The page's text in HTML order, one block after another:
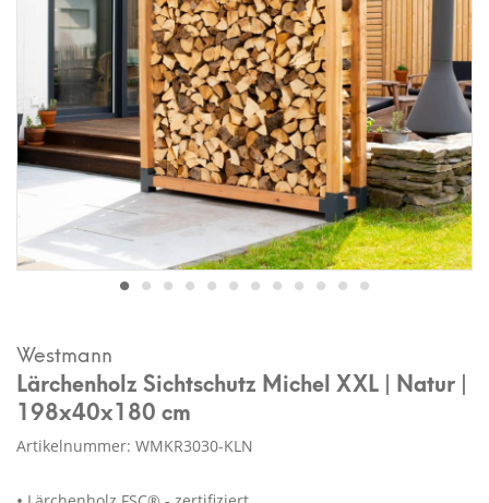
Westmann
Lärchenholz Sichtschutz Michel XXL | Natur |
198x40x180 cm
Artikelnummer: WMKR3030-KLN